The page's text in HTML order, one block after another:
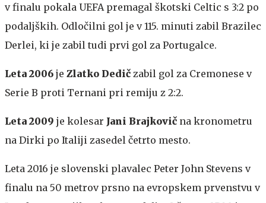
v finalu pokala UEFA premagal škotski Celtic s 3:2 po
podaljških. Odločilni gol je v 115. minuti zabil Brazilec
Derlei, ki je zabil tudi prvi gol za Portugalce.
Leta 2006 je Zlatko Dedič zabil gol za Cremonese v
Serie B proti Ternani pri remiju z 2:2.
Leta 2009 je kolesar Jani Brajkovič na kronometru
na Dirki po Italiji zasedel četrto mesto.
Leta 2016 je slovenski plavalec Peter John Stevens v
finalu na 50 metrov prsno na evropskem prvenstvu v